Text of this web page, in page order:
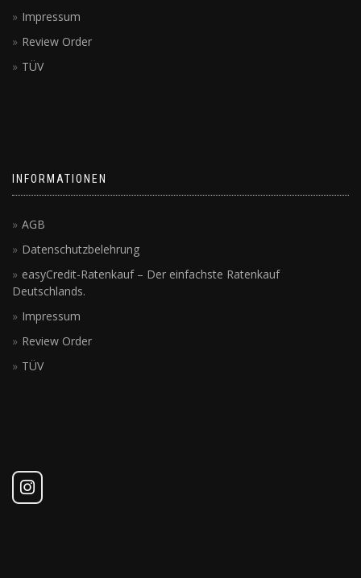
Impressum
Review Order
TÜV
INFORMATIONEN
AGB
Datenschutzbelehrung
easyCredit-Ratenkauf – Der einfachste Ratenkauf
Deutschlands.
Impressum
Review Order
TÜV